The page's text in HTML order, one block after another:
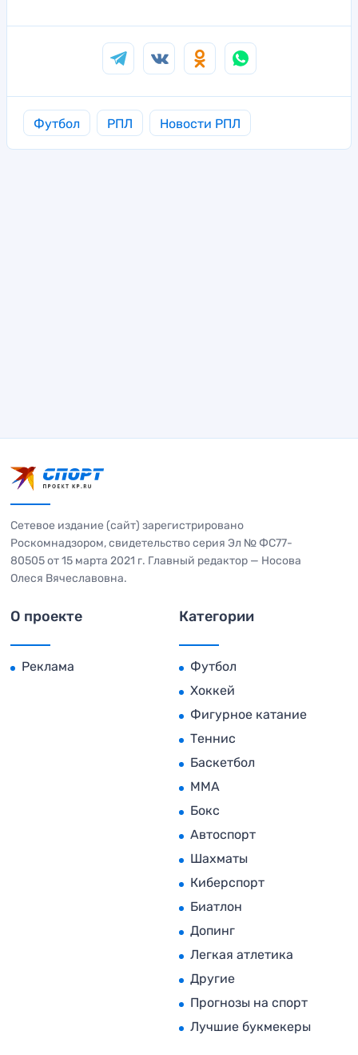
Футбол РПЛ Новости РПЛ
Сетевое издание (сайт) зарегистрировано
Роскомнадзором, свидетельство серия Эл № ФС77-
80505 от 15 марта 2021 г. Главный редактор — Носова
Олеся Вячеславовна.
О проекте
Реклама
Категории
Футбол
Хоккей
Фигурное катание
Теннис
Баскетбол
MMA
Бокс
Автоспорт
Шахматы
Киберспорт
Биатлон
Допинг
Легкая атлетика
Другие
Прогнозы на спорт
Лучшие букмекеры